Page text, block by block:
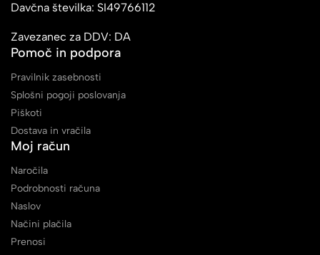
Davčna številka: SI49766112
Zavezanec za DDV: DA
Pomoč in podpora
Pravilnik zasebnosti
Splošni pogoji poslovanja
Piškoti
Dostava in vračila
Moj račun
Naročila
Podrobnosti računa
Naslov
Načini plačila
Prenosi